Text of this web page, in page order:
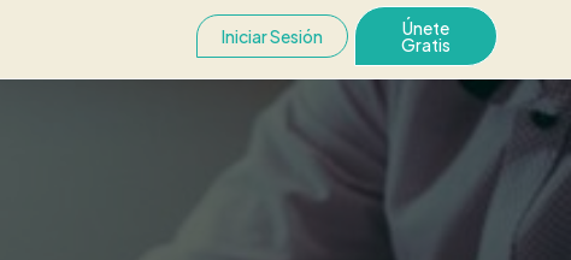
Iniciar Sesión Únete
Gratis